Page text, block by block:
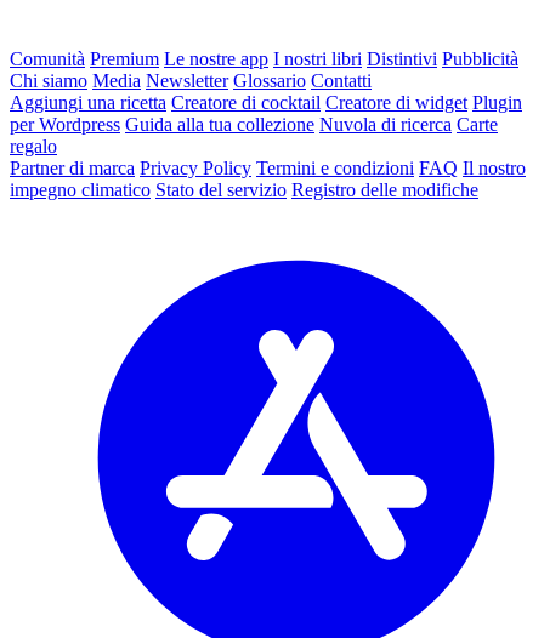
Comunità Premium Le nostre app I nostri libri Distintivi Pubblicità
Chi siamo Media Newsletter Glossario Contatti
Aggiungi una ricetta Creatore di cocktail Creatore di widget Plugin
per Wordpress Guida alla tua collezione Nuvola di ricerca Carte
regalo
Partner di marca Privacy Policy Termini e condizioni FAQ Il nostro
impegno climatico Stato del servizio Registro delle modifiche